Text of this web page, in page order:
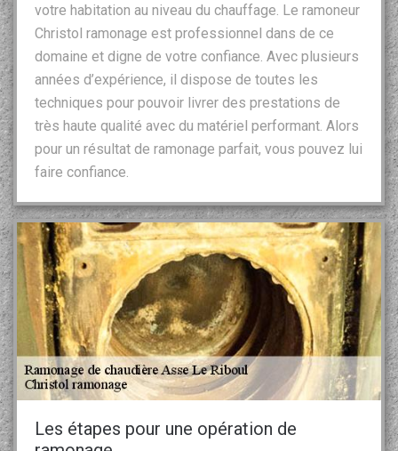
votre habitation au niveau du chauffage. Le ramoneur
Christol ramonage est professionnel dans de ce
domaine et digne de votre confiance. Avec plusieurs
années d’expérience, il dispose de toutes les
techniques pour pouvoir livrer des prestations de
très haute qualité avec du matériel performant. Alors
pour un résultat de ramonage parfait, vous pouvez lui
faire confiance.
Les étapes pour une opération de